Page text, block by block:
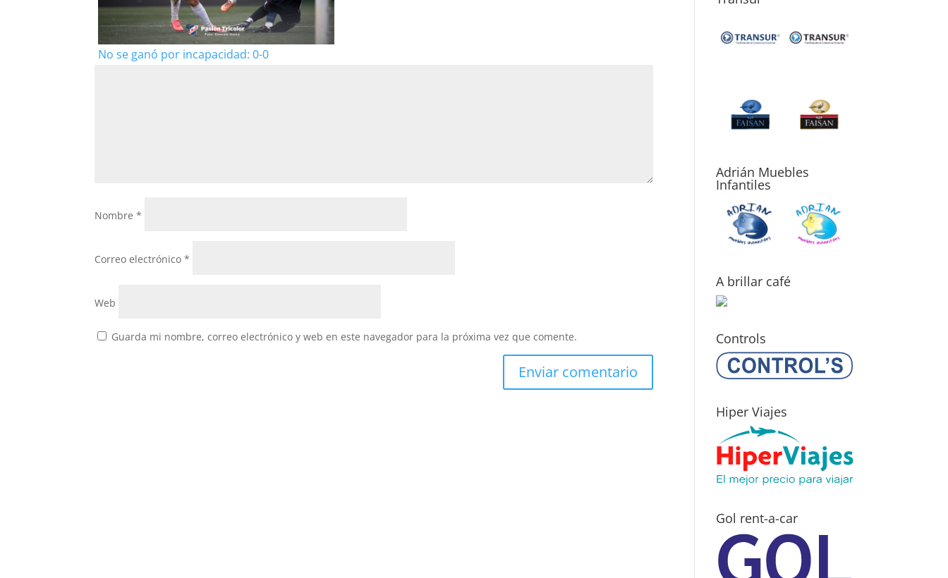
No se ganó por incapacidad: 0-0
Nombre*
Correo electrónico*
Web
Guarda mi nombre, correo electrónico y web en este navegador para la próxima vez que comente.
Adrián Muebles
Infantiles
A brillar café
Controls
Hiper Viajes
Gol rent-a-car